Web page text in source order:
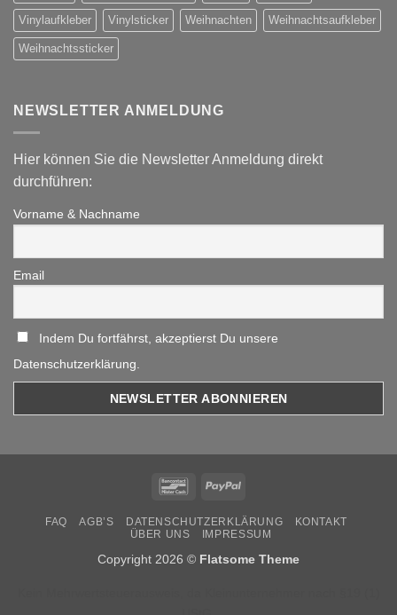
Vinylaufkleber Vinylsticker Weihnachten Weihnachtsaufkleber
Weihnachtssticker
NEWSLETTER ANMELDUNG
Hier können Sie die Newsletter Anmeldung direkt
durchführen:
Vorname & Nachname
Email
Indem Du fortfährst, akzeptierst Du unsere
Datenschutzerklärung.
BancontactPayPal
FAQ AGB’S DATENSCHUTZERKLÄRUNG
KONTAKT
ÜBER UNS
IMPRESSUM
Copyright 2026 © Flatsome Theme